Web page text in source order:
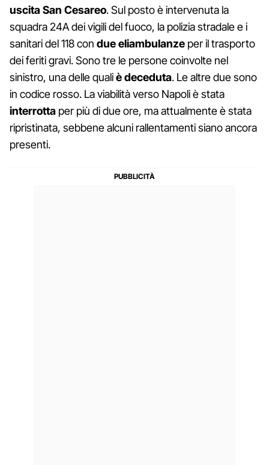
uscita San Cesareo. Sul posto è intervenuta la
squadra 24A dei vigili del fuoco, la polizia stradale e i
sanitari del 118 con dueeliambulanze per il trasporto
dei feriti gravi. Sono tre le persone coinvolte nel
sinistro, una delle qualièdeceduta. Le altre due sono
in codice rosso. La viabilità verso Napoli è stata
interrotta per più di due ore, ma attualmente è stata
ripristinata, sebbene alcuni rallentamenti siano ancora
presenti.